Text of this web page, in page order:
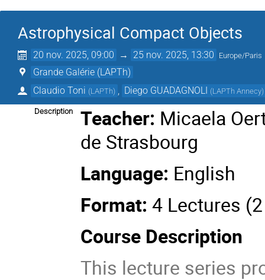
Astrophysical Compact Objects
20 nov. 2025, 09:00 → 25 nov. 2025, 13:30 Europe/Paris
Grande Galérie (LAPTh)
Claudio Toni (LAPTh) Diego GUADAGNOLI (LAPTh Annecy)
Description Teacher: Micaela
de Strasbourg
Language: English
Format: 4 Lectures
Course Description
This lecture series